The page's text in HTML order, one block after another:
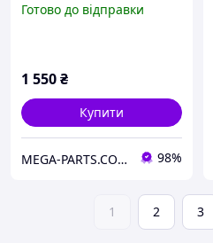
радіостанція VHF UHF FM
Готово до відправки
1 550₴
Купити
MEGA-PARTS.COM.UA 98%
1 2 3